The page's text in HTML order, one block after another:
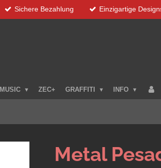
Sichere Bezahlung Einzigartige
MUSIC ZEC+ GRAFFITI INFO
Metal